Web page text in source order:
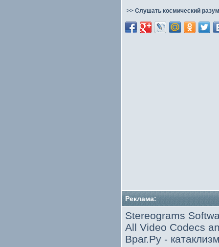
>> Слушать космический
Реклама:
Stereograms
All Video Codecs
Враг.Ру -